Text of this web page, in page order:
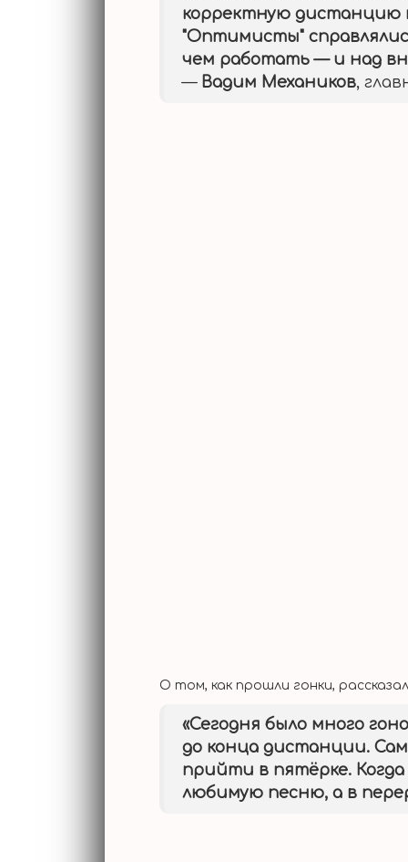
корректную дистанцию
"Оптимисты"
чем работать — и над
— Вадим Механиков,
О том, как прошли гонки,
«Сегодня было много
до конца дистанции.
прийти в пятёрке.
любимую песню, а в